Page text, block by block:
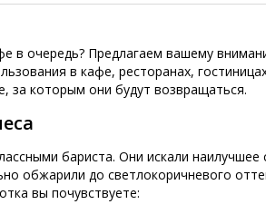
в очередь? Предлагаем вашему
в кафе, ресторанах,
за которым они будут возвращаться.
бариста. Они искали
обжарили до светлокоричневого
вы почувствуете: